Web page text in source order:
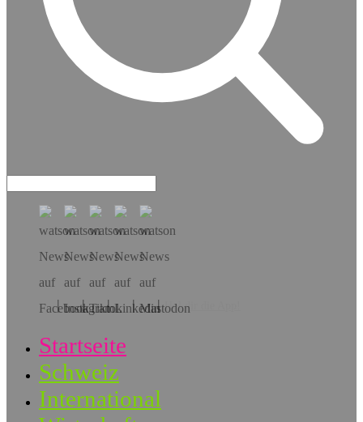
Hol dir die App!
Startseite
Schweiz
International